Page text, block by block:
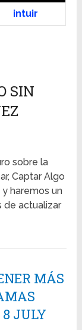
intuir
SIN
sobre la
Captar Algo
y haremos un
de actualizar
MÁS
8 JULY